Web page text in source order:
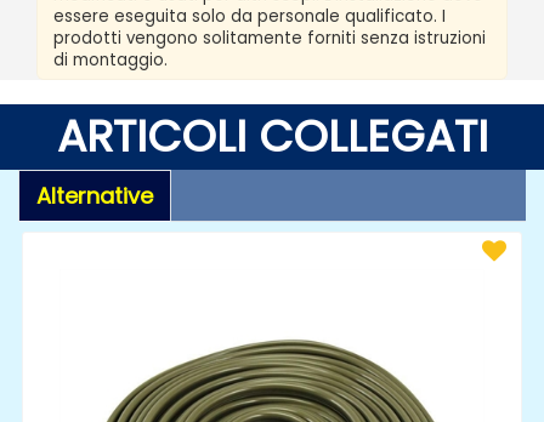
essere eseguita solo da personale qualificato. I
prodotti vengono solitamente forniti senza istruzioni
di montaggio.
ARTICOLI COLLEGATI
Alternative